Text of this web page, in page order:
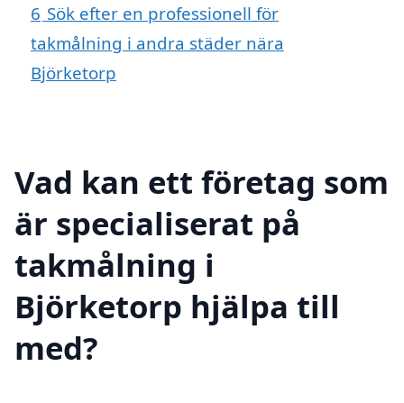
6 Sök efter en professionell för
takmålning i andra städer nära
Björketorp
Vad kan ett företag som
är specialiserat på
takmålning i
Björketorp hjälpa till
med?